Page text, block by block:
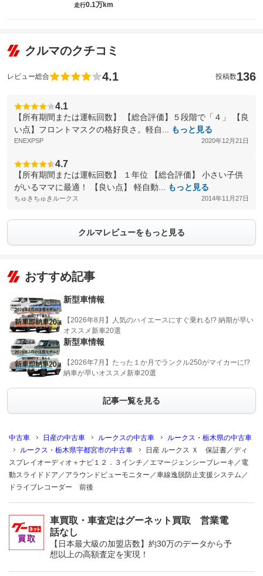
走行0.1万km
クルマのクチコミ
レビュー総合 4.1 投稿数136
4.1
【所有期間または運転回数】 【総合評価】５段階で「４」 【良
い点】フロントマスクの格好良さ。軽自...
もっと見る
ENEXPSP 2020年12月21日
4.7
【所有期間または運転回数】 １年位 【総合評価】 小さい子供
がいるママに最適！ 【良い点】 軽自動...
もっと見る
ちゅきちゅきルークス 2014年11月27日
クルマレビューをもっと見る
おすすめ記事
新型車情報
【2026年8月】人気のハイエースにすぐ乗れる!? 納期が早い
オススメ新車20選
新型車情報
【2026年7月】たった１か月でランクル250がマイカーに!?
納車が早いオススメ新車20選
記事一覧を見る
中古車 日産の中古車 ルークスの中古車
ルークス・栃木県の中古車
ルークス・栃木県宇都宮市の中古車
日産 ルークス Ｘ 保証書／ディ
スプレイオーディオ＋ナビ１２．３インチ／エマージェンシーブレーキ／電
動スライドドア／アラウンドビューモニター／車線逸脱防止支援システム／
ドライブレコーダー 前後
車買取・車査定はグーネット買取 営業電
話なし
【日本最大級の加盟店数】約30万のデータから予
想以上の高額査定を実現！